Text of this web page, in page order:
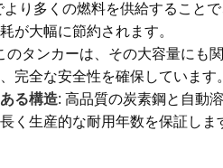
より多くの燃料を供給すること
が大幅に節約されます。
のタンカーは、その大容量にも
完全な安全性を確保しています。
る構造: 高品質の炭素鋼と自動
く生産的な耐用年数を保証しま